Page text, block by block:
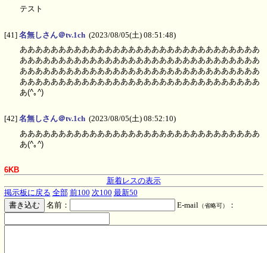
テスト
[41] 名無しさん＠tv.1ch (2023/08/05(土) 08:51:48)
あああああああああああああああああああああああああああああああ
あああああああああああああああああああああああああああああああ
あああああああああああああああああああああああああああああああ
あああああああああああああああああああああああああああああああ
あ(^｡^)
[42] 名無しさん＠tv.1ch (2023/08/05(土) 08:52:10)
あああああああああああああああああああああああああああああああ
あ(^｡^)
6KB
新着レスの表示
掲示板に戻る 全部 前100 次100 最新50
名前：
E-mail （省略可） ：